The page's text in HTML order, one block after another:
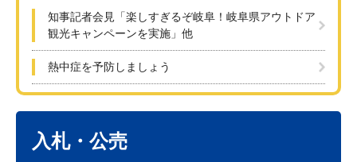
知事記者会見「楽しすぎるぞ岐阜！岐阜県アウトドア
観光キャンペーンを実施」他
熱中症を予防しましょう
入札・公売